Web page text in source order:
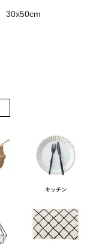
30x50cm
キッチン